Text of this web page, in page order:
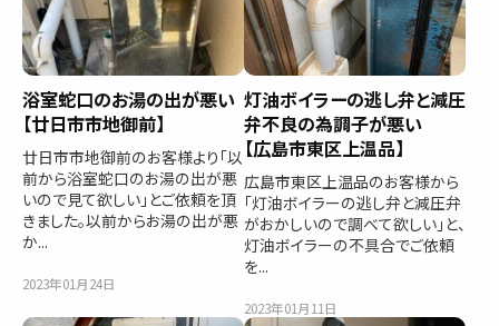
浴室蛇口のお湯の出が悪い
【廿日市市地御前】
廿日市市地御前のお客様より「以
前から浴室蛇口のお湯の出が悪
いので見て欲しい」とご依頼を頂
きました。以前からお湯の出が悪
か...
2023年01月24日
灯油ボイラーの逃し弁と減圧
弁不良の為調子が悪い
【広島市東区上温品】
広島市東区上温品のお客様から
「灯油ボイラーの逃し弁と減圧弁
がおかしいので調べて欲しい」と、
灯油ボイラーの不具合でご依頼
を...
2023年01月11日